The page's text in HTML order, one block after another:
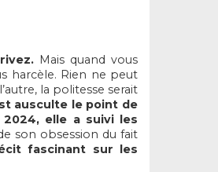
Mais quand vous
harcèle. Rien ne peut
la politesse serait
ausculte le point de
2024, elle a suivi les
son obsession du fait
fascinant sur les